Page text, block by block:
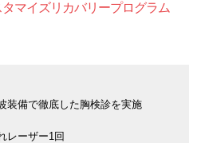
マイズリカバリープログラム
装備で徹底した胸検診を実施
レーザー1回